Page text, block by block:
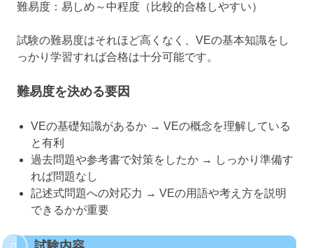
難易度：易しめ～中程度（比較的合格しやすい）
試験の難易度はそれほど高くなく、VEの基本知識をし
っかり学習すれば合格は十分可能です。
難易度を決める要因
VEの基礎知識があるか → VEの概念を理解している
と有利
過去問題や参考書で対策をしたか → しっかり準備す
れば問題なし
記述式問題への対応力 → VEの用語や考え方を説明
できるかが重要